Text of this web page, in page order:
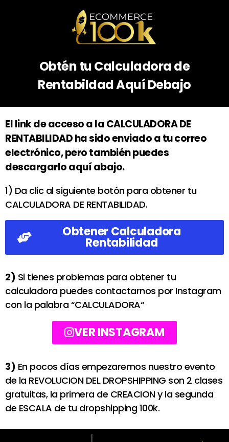
Obtén tu Calculadora de
Rentabildad Aquí Debajo
El link de acceso a la CALCULADORA DE
RENTABILIDAD ha sido enviado a tu correo
electrónico, pero también puedes
descargarlo aquí abajo.
1) Da clic al siguiente botón para obtener tu
CALCULADORA DE RENTABILIDAD.
Obtener Calculadora
Rentabilidad
2) Si tienes problemas para obtener tu
calculadora puedes contactarnos por Instagram
con la palabra “CALCULADORA“
VER INSTAGRAM
3) En pocos días empezaremos nuestro evento
de la REVOLUCION DEL DROPSHIPPING son 2 clases
gratuitas, la primera de CREACION y la segunda
de ESCALA de tu dropshipping 100k.